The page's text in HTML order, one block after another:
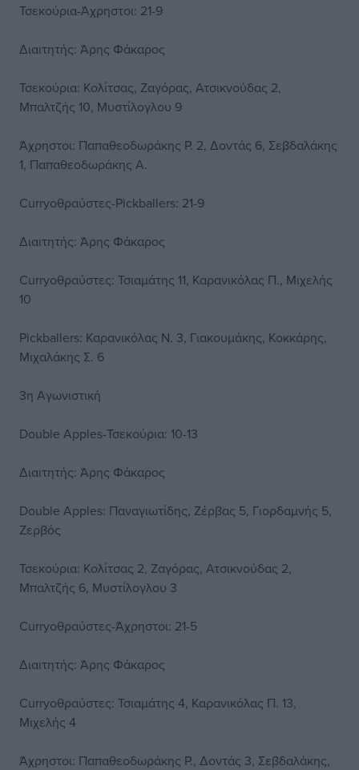
Τσεκούρια-Άχρηστοι: 21-9
Διαιτητής: Άρης Φάκαρος
Τσεκούρια: Κολίτσας, Ζαγόρας, Ατσικνούδας 2,
Μπαλτζής 10, Μυστίλογλου 9
Άχρηστοι: Παπαθεοδωράκης Ρ. 2, Δοντάς 6, Σεβδαλάκης
1, Παπαθεοδωράκης Α.
Curryοθραύστες-Pickballers: 21-9
Διαιτητής: Άρης Φάκαρος
Curryοθραύστες: Τσιαμάτης 11, Καρανικόλας Π., Μιχελής
10
Pickballers: Καρανικόλας Ν. 3, Γιακουμάκης, Κοκκάρης,
Μιχαλάκης Σ. 6
3η Αγωνιστική
Double Apples-Τσεκούρια: 10-13
Διαιτητής: Άρης Φάκαρος
Double Apples: Παναγιωτίδης, Ζέρβας 5, Γιορδαμνής 5,
Ζερβός
Τσεκούρια: Κολίτσας 2, Ζαγόρας, Ατσικνούδας 2,
Μπαλτζής 6, Μυστίλογλου 3
Curryοθραύστες-Άχρηστοι: 21-5
Διαιτητής: Άρης Φάκαρος
Curryοθραύστες: Τσιαμάτης 4, Καρανικόλας Π. 13,
Μιχελής 4
Άχρηστοι: Παπαθεοδωράκης Ρ., Δοντάς 3, Σεβδαλάκης,